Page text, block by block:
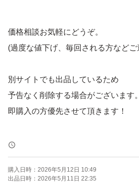
価格相談お気軽にどうぞ。
(過度な値下げ、毎回される方など
別サイトでも出品しているため
予告なく削除する場合がございます。
即購入の方優先させて頂きます！
トラブル防止の為、返品、返金はお
よろしくお願いします！！
購入日時： 2026年5月12日 10:49
出品日時： 2026年5月11日 22:35